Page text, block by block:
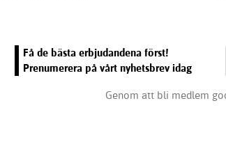
Få de bästa erbjudandena först!
Prenumerera på vårt nyhetsbrev idag
Genom att bli medlem